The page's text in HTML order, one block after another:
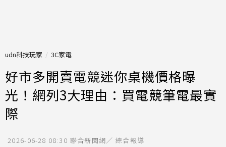
udn科技玩家 3C家電
好市多開賣電競迷你桌機價格曝
光！網列3大理由：買電競筆電最實
際
2026-06-28 08:30 聯合新聞網／ 綜合報導